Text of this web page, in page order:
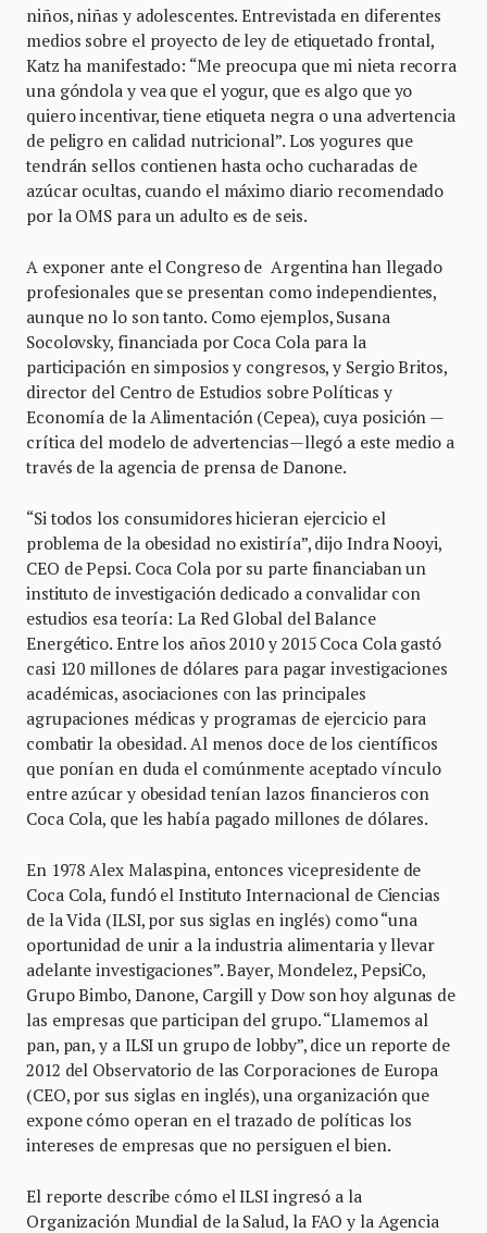
niños, niñas y adolescentes. Entrevistada en diferentes
medios sobre el proyecto de ley de etiquetado frontal,
Katz ha manifestado: “Me preocupa que mi nieta recorra
una góndola y vea que el yogur, que es algo que yo
quiero incentivar, tiene etiqueta negra o una advertencia
de peligro en calidad nutricional”. Los yogures que
tendrán sellos contienen hasta ocho cucharadas de
azúcar ocultas, cuando el máximo diario recomendado
por la OMS para un adulto es de seis.
A exponer ante el Congreso de Argentina han llegado
profesionales que se presentan como independientes,
aunque no lo son tanto. Como ejemplos, Susana
Socolovsky, financiada por Coca Cola para la
participación en simposios y congresos, y Sergio Britos,
director del Centro de Estudios sobre Políticas y
Economía de la Alimentación (Cepea), cuya posición —
crítica del modelo de advertencias—llegó a este medio a
través de la agencia de prensa de Danone.
“Si todos los consumidores hicieran ejercicio el
problema de la obesidad no existiría”, dijo Indra Nooyi,
CEO de Pepsi. Coca Cola por su parte financiaban un
instituto de investigación dedicado a convalidar con
estudios esa teoría: La Red Global del Balance
Energético. Entre los años 2010 y 2015 Coca Cola gastó
casi 120 millones de dólares para pagar investigaciones
académicas, asociaciones con las principales
agrupaciones médicas y programas de ejercicio para
combatir la obesidad. Al menos doce de los científicos
que ponían en duda el comúnmente aceptado vínculo
entre azúcar y obesidad tenían lazos financieros con
Coca Cola, que les había pagado millones de dólares.
En 1978 Alex Malaspina, entonces vicepresidente de
Coca Cola, fundó el Instituto Internacional de Ciencias
de la Vida (ILSI, por sus siglas en inglés) como “una
oportunidad de unir a la industria alimentaria y llevar
adelante investigaciones”. Bayer, Mondelez, PepsiCo,
Grupo Bimbo, Danone, Cargill y Dow son hoy algunas de
las empresas que participan del grupo. “Llamemos al
pan, pan, y a ILSI un grupo de lobby”, dice un reporte de
2012 del Observatorio de las Corporaciones de Europa
(CEO, por sus siglas en inglés), una organización que
expone cómo operan en el trazado de políticas los
intereses de empresas que no persiguen el bien.
El reporte describe cómo el ILSI ingresó a la
Organización Mundial de la Salud, la FAO y la Agencia